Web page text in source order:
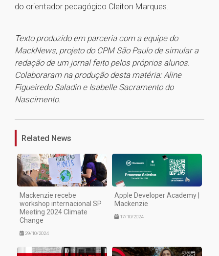
do orientador pedagógico Cleiton Marques.
Texto produzido em parceria com a equipe do
MackNews, projeto do CPM São Paulo de simular a
redação de um jornal feito pelos próprios alunos.
Colaboraram na produção desta matéria: Aline
Figueiredo Saladin e Isabelle Sacramento do
Nascimento.
Related News
Mackenzie recebe
workshop internacional SP
Meeting 2024 Climate
Change
29/10/2024
Apple Developer Academy |
Mackenzie
17/10/2024